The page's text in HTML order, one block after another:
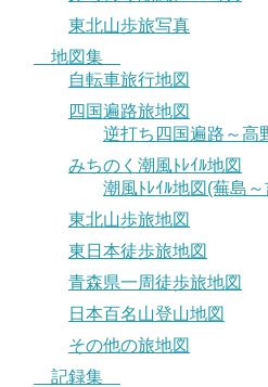
東北山歩旅写真
地図集
自転車旅行地図
四国遍路旅地図
逆打ち四国遍路～高
みちのく潮風ﾄﾚｲﾙ地図
潮風ﾄﾚｲﾙ地図(蕪島
東北山歩旅地図
東日本徒歩旅地図
青森県一周徒歩旅地図
日本百名山登山地図
その他の旅地図
記録集